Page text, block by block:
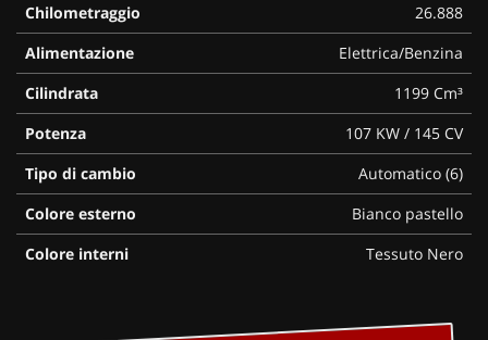
Chilometraggio
26.888
Alimentazione
Elettrica/Benzina
Cilindrata
1199 Cm³
Potenza
107 KW / 145 CV
Tipo di cambio
Automatico (6)
Colore esterno
Bianco pastello
Colore interni
Tessuto Nero